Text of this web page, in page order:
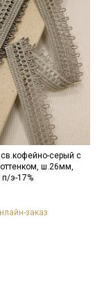
серый с
ш.26мм,
п/э-17%
заказ